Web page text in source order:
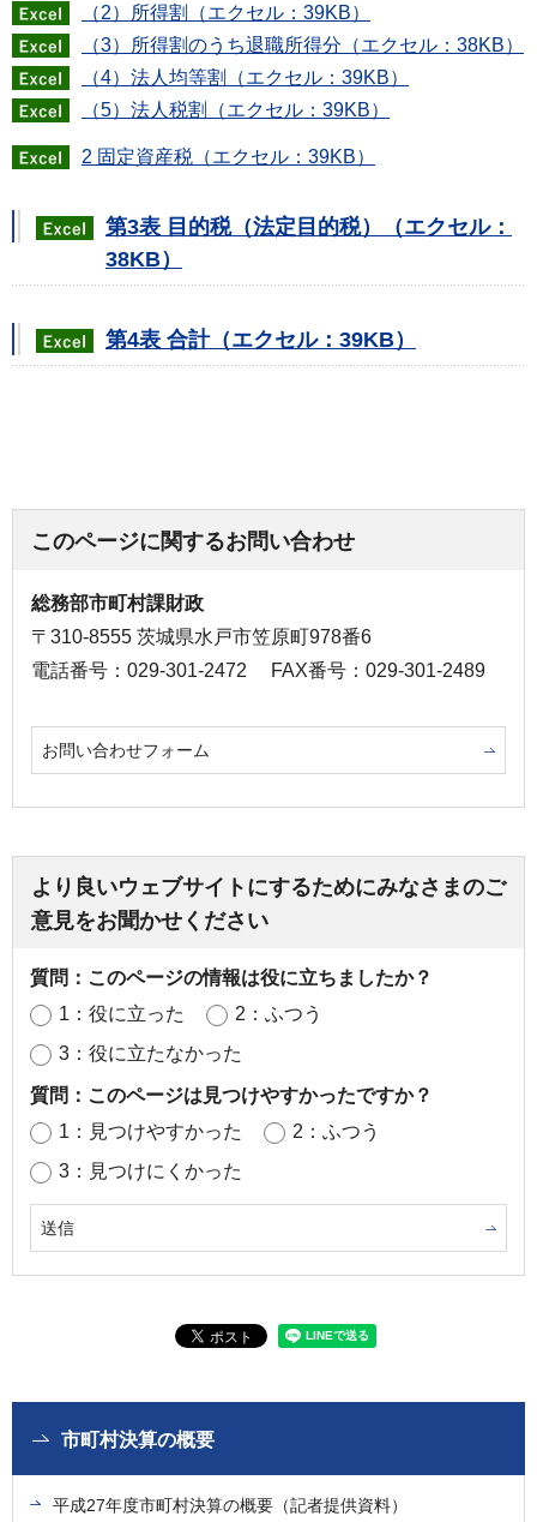
（2）所得割（エクセル：39KB）
（3）所得割のうち退職所得分（エクセル：38KB）
（4）法人均等割（エクセル：39KB）
（5）法人税割（エクセル：39KB）
2 固定資産税（エクセル：39KB）
第3表 目的税（法定目的税）（エクセル：
38KB）
第4表 合計（エクセル：39KB）
このページに関するお問い合わせ
総務部市町村課財政
〒310-8555 茨城県水戸市笠原町978番6
電話番号：029-301-2472
FAX番号：029-301-2489
お問い合わせフォーム
より良いウェブサイトにするためにみなさまのご
意見をお聞かせください
質問：このページの情報は役に立ちましたか？
1：役に立った
2：ふつう
3：役に立たなかった
質問：このページは見つけやすかったですか？
1：見つけやすかった
2：ふつう
3：見つけにくかった
市町村決算の概要
平成27年度市町村決算の概要（記者提供資料）